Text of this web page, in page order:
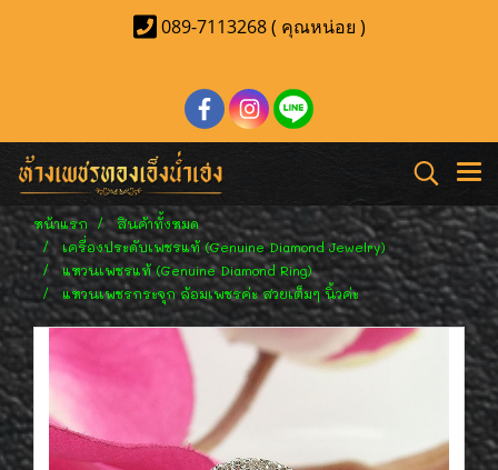
089-7113268 ( คุณหน่อย )
หน้าแรก
สินค้าทั้งหมด
เครื่องประดับเพชรแท้ (Genuine Diamond Jewelry)
แหวนเพชรแท้ (Genuine Diamond Ring)
แหวนเพชรกระจุก ล้อมเพชรค่ะ สวยเต็มๆ นิ้วค่ะ